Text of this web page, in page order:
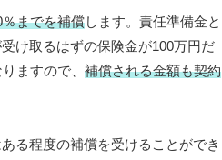
までを補償します。責任準備金と
け取るはずの保険金が100万円だ
ますので、 補償される金額も契約
る程度の補償を受けることができ